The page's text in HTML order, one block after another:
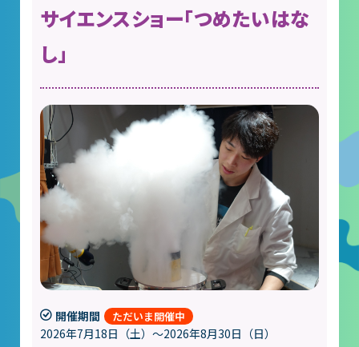
サイエンスショー「つめたいはな
し」
開催期間
2026年7月18日（土）～2026年8月30日（日）